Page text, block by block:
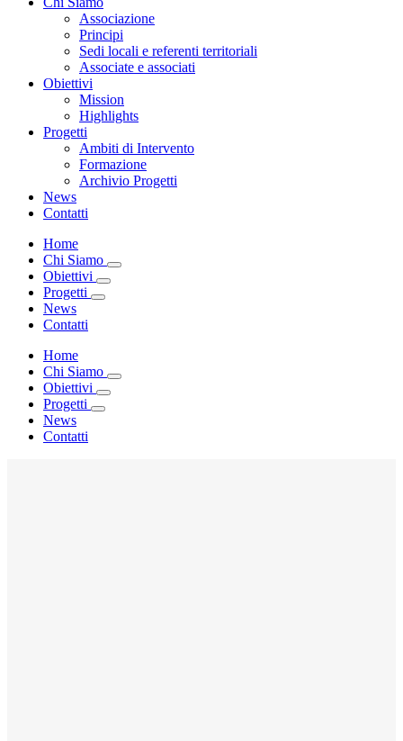
Associazione
Principi
Sedi locali e referenti territoriali
Associate e associati
Obiettivi
Mission
Highlights
Progetti
Ambiti di Intervento
Formazione
Archivio Progetti
News
Contatti
Home
Chi Siamo
Obiettivi
Progetti
News
Contatti
Home
Chi Siamo
Obiettivi
Progetti
News
Contatti